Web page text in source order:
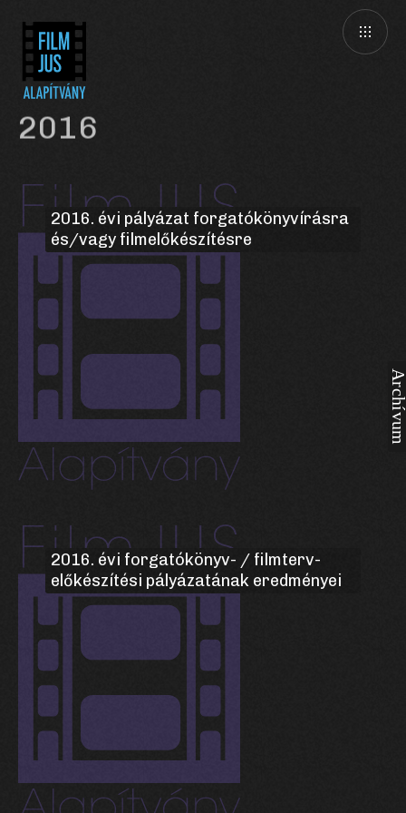
2016
2016. évi pályázat forgatókönyvírásra
és/vagy filmelőkészítésre
2016. évi forgatókönyv- / filmterv-
előkészítési pályázatának eredményei